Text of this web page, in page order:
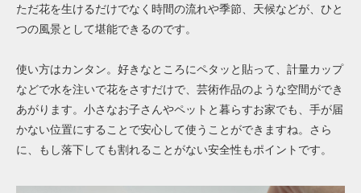
ただ花を生けるだけでなく時間の流れや季節、天候などが、ひと
つの風景として堪能できるのです。
使い方はカンタン。好きなところにペタッと貼って、計量カップ
などで水を注いで花をさすだけで、芸術作品のような空間ができ
あがります。小さなお子さんやペットと暮らすお家でも、手が届
かない位置にすることで安心して使うことができますね。さら
に、もし落下しても割れることがない安全性もポイントです。